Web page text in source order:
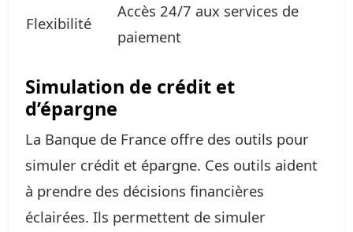
Flexibilité
Accès 24/7 aux services de
paiement
Simulation de crédit et
d’épargne
La Banque de France offre des outils pour
simuler crédit et épargne. Ces outils aident
à prendre des décisions financières
éclairées. Ils permettent de simuler